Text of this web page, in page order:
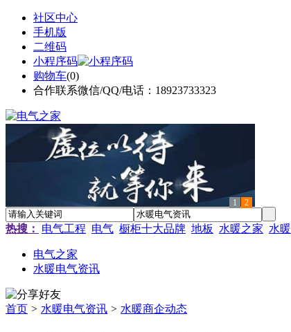
社区中心
手机版
二维码
小程序码
购物车(0)
合作联系微信/QQ/电话：18923733323
1 2
热搜： 电气工程 电气 橱柜十大品牌 地板 水暖之家 水暖
电气之家
水暖电气资讯
首页 > 水暖电气资讯 > 水暖商企动态